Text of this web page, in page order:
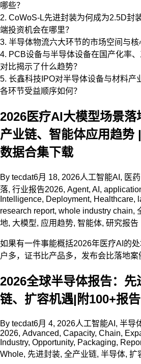
哪些？
2. CoWoS-L先进封装为何成为2.5D封
端投资机会在哪里？
3. 半导体物流六大环节的市场空间与核
4. PCB设备与半导体设备在国产化率
对比揭示了什么趋势？
5. 长鑫科技IPO对半导体设备与材料产
各环节受益顺序如何？
2026医疗AI大模型场景落
产业链、智能体应用趋势
数据合集下载
By tecdat6月 18, 2026人工智能AI , 医
落, 行业报告2026, Agent, AI ,
Intelligence, Deployment, Healthcare,
research report, whole industry chain,
地, 大模型, 应用趋势, 智能体, 研究报告
如果有一件事能概括2026年医疗AI的
户多，证书比产品多，发布会比落地案
2026全球半导体报告：
链、扩容机遇|附100+报
By tecdat6月 4, 2026人工智能AI , 半导
2026, Advanced, Capacity, Chain,
Industry, Opportunity, Packaging,
Whole, 先进封装, 全产业链, 半导体, 扩